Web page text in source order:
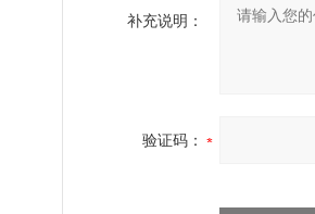
补充说明：
验证码：